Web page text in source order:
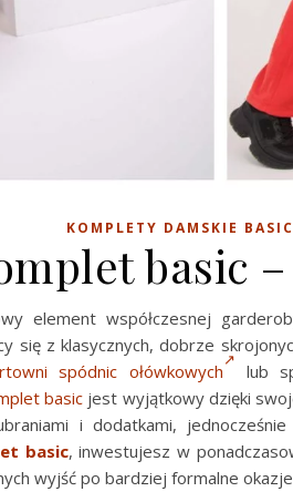
KOMPLETY DAMSKIE BASIC
basic
element współczesnej
się z klasycznych, dobrze
spódnic ołówkowych
lub
basic jest wyjątkowy dzięki
i dodatkami,
basic, inwestujesz w
wyjść po bardziej formalne